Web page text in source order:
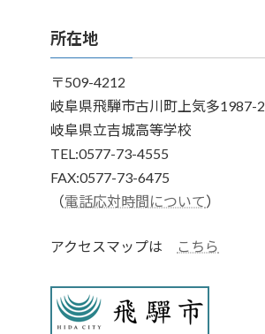
所在地
〒509-4212
岐阜県飛騨市古川町上気多1987-2
岐阜県立吉城高等学校
TEL:0577-73-4555
FAX:0577-73-6475
（電話応対時間について）
アクセスマップは こちら